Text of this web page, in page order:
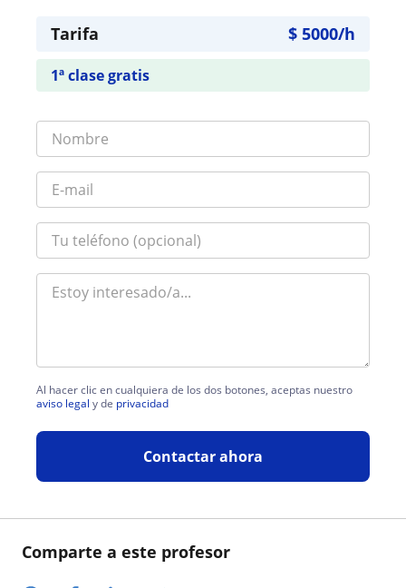
Comparte a este profesor
Tarifa $ 5000/h
1ª clase gratis
Al hacer clic en cualquiera de los dos botones, aceptas nuestro
aviso legal y de privacidad
Contactar ahora